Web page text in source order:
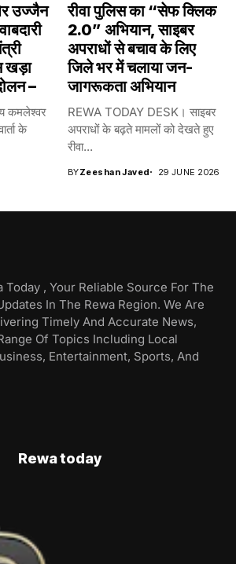
उज्जैन
खड़ा
–
कमलेश्वर
के
रीवा पुलिस का “सेफ क्लिक
2.0” अभियान, साइबर
अपराधों से बचाव के लिए
जिले भर में चलाया जन-
जागरूकता अभियान
REWA TODAY DESK। साइबर
अपराधों के बढ़ते मामलों को देखते हुए
रीवा...
BYZeeshan Javed 29 JUNE 2026
Today , Your Reliable Source For The
In The Rewa Region. We Are
Timely And Accurate News,
Of Topics Including Local
Entertainment, Sports, And
Rewa today